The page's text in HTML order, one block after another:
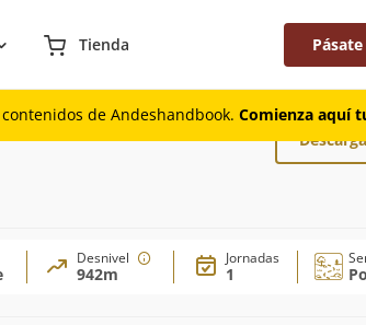
Tienda
de Andeshandbook. Comienza aquí
Desnivel
942m
Jornadas
1